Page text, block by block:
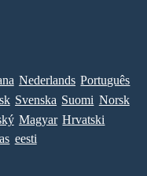
Nederlands Português
Svenska Suomi Norsk
Magyar Hrvatski
eesti